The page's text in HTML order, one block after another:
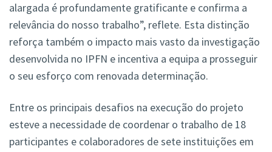
alargada é profundamente gratificante e confirma a
relevância do nosso trabalho”, reflete. Esta distinção
reforça também o impacto mais vasto da investigação
desenvolvida no IPFN e incentiva a equipa a prosseguir
o seu esforço com renovada determinação.
Entre os principais desafios na execução do projeto
esteve a necessidade de coordenar o trabalho de 18
participantes e colaboradores de sete instituições em